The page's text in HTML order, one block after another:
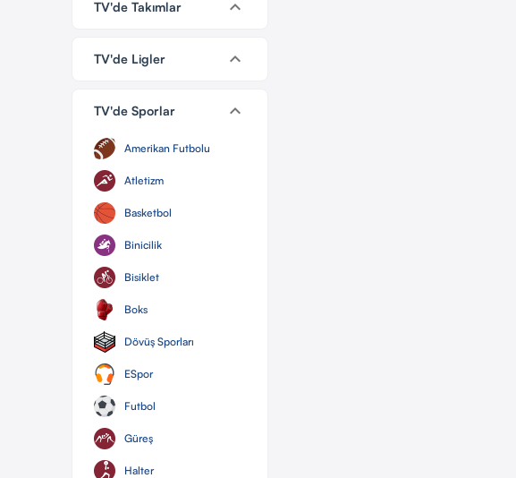
TV'de Takımlar keyboard_arrow_down
TV'de Ligler keyboard_arrow_down
TV'de Sporlar keyboard_arrow_down
Amerikan Futbolu
Atletizm
Basketbol
Binicilik
Bisiklet
Boks
Dövüş Sporları
ESpor
Futbol
Güreş
Halter